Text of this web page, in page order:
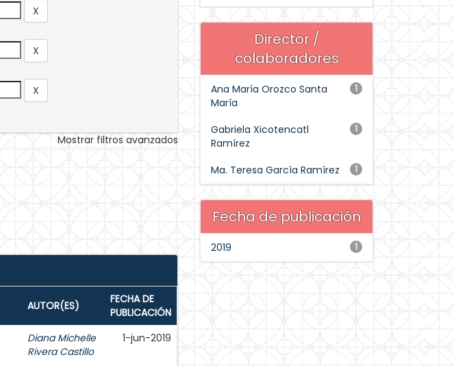
Mostrar filtros avanzados
AUTOR(ES)
FECHA DE
PUBLICACIÓN
Diana Michelle
Rivera Castillo
1-jun-2019
Director /
colaboradores
1
Ana María Orozco Santa
María
1
Gabriela Xicotencatl
Ramírez
1
Ma. Teresa García Ramírez
Fecha de publicación
1
2019